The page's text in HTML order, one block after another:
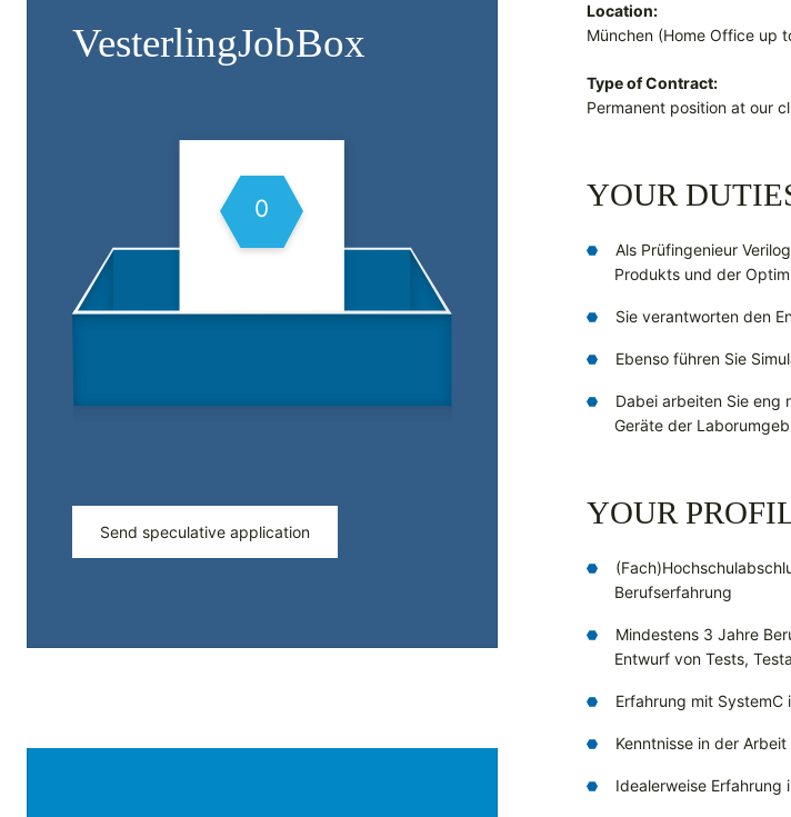
Vesterling­JobBox
0
Send speculative application
Location:
München (Home Office up
Type of Contract:
Permanent position at our
YOUR
Als Prüfingenieur
Produkts und der
Sie verantworten den
Ebenso führen Sie
Dabei arbeiten Sie eng
Geräte der
YOUR
Berufserfahrung
Mindestens 3 Jahre
Entwurf von Tests,
Erfahrung mit
Kenntnisse in der
Idealerweise